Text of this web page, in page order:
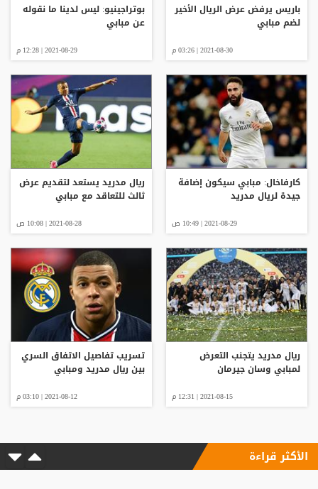
باريس يرفض عرض الريال الأخير
لضم مبابي
2021-08-30 | 03:26 م
بوتراجينيو: ليس لدينا ما نقوله
عن مبابي
2021-08-29 | 12:28 م
كارفاخال: مبابي سيكون إضافة
جيدة لريال مدريد
2021-08-29 | 10:49 ص
ريال مدريد يستعد لتقديم عرض
ثالث للتعاقد مع مبابي
2021-08-28 | 10:08 ص
ريال مدريد يتجنب التعرض
لمبابي وسان جيرمان
2021-08-15 | 12:31 م
تسريب تفاصيل الاتفاق السري
بين ريال مدريد ومبابي
2021-08-12 | 03:10 م
الأكثر قراءة